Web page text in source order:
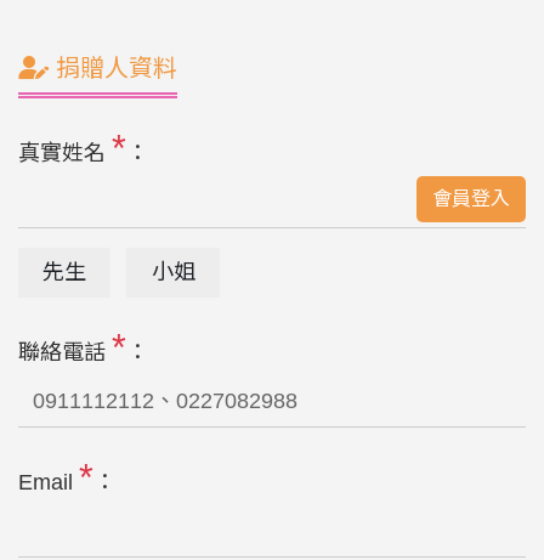
捐贈人資料
真實姓名 * ：
會員登入
先生 小姐
聯絡電話 * ：
Email * ：